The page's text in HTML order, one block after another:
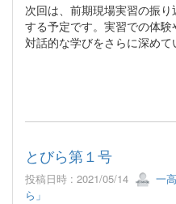
次回は、前期現場実習の振
する予定です。実習での体験
対話的な学びをさらに深めて
とびら第１号
投稿日時 : 2021/05/14 一
ら」